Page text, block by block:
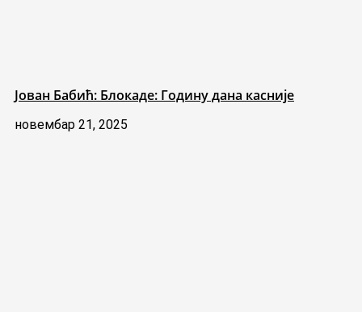
Јован Бабић: Блокаде: Годину дана касније
новембар 21, 2025